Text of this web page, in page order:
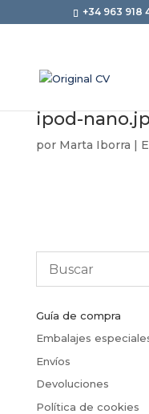
+34 963 918
ipod-
por Marta Iborra |
Guía de compra
Embalajes
Envíos
Devoluciones
Política de cookies